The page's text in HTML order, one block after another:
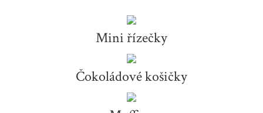
Mini řízečky
Čokoládové košičky